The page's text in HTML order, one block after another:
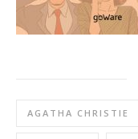
AGATHA CHRISTIE